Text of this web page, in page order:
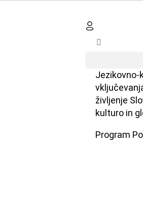
Jezikovno-
življenje
kulturo in
Program